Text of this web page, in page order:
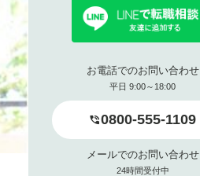
お電話でのお問い合わせ
平日 9:00～18:00
0800-555-1109
メールでのお問い合わせ
24時間受付中